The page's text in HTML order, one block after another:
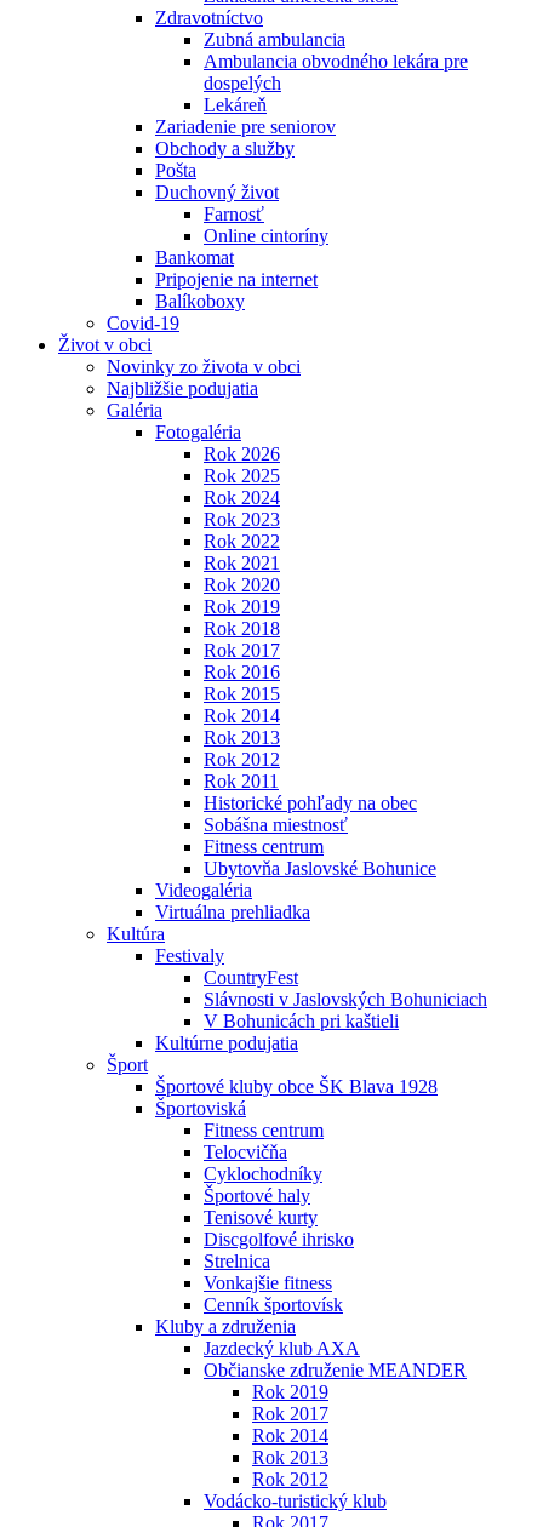
Zdravotníctvo
Zubná ambulancia
Ambulancia obvodného lekára pre
dospelých
Lekáreň
Zariadenie pre seniorov
Obchody a služby
Pošta
Duchovný život
Farnosť
Online cintoríny
Bankomat
Pripojenie na internet
Balíkoboxy
Covid-19
Život v obci
Novinky zo života v obci
Najbližšie podujatia
Galéria
Fotogaléria
Rok 2026
Rok 2025
Rok 2024
Rok 2023
Rok 2022
Rok 2021
Rok 2020
Rok 2019
Rok 2018
Rok 2017
Rok 2016
Rok 2015
Rok 2014
Rok 2013
Rok 2012
Rok 2011
Historické pohľady na obec
Sobášna miestnosť
Fitness centrum
Ubytovňa Jaslovské Bohunice
Videogaléria
Virtuálna prehliadka
Kultúra
Festivaly
CountryFest
Slávnosti v Jaslovských Bohuniciach
V Bohunicách pri kaštieli
Kultúrne podujatia
Šport
Športové kluby obce ŠK Blava 1928
Športoviská
Fitness centrum
Telocvičňa
Cyklochodníky
Športové haly
Tenisové kurty
Discgolfové ihrisko
Strelnica
Vonkajšie fitness
Cenník športovísk
Kluby a združenia
Jazdecký klub AXA
Občianske združenie MEANDER
Rok 2019
Rok 2017
Rok 2014
Rok 2013
Rok 2012
Vodácko-turistický klub
Rok 2017